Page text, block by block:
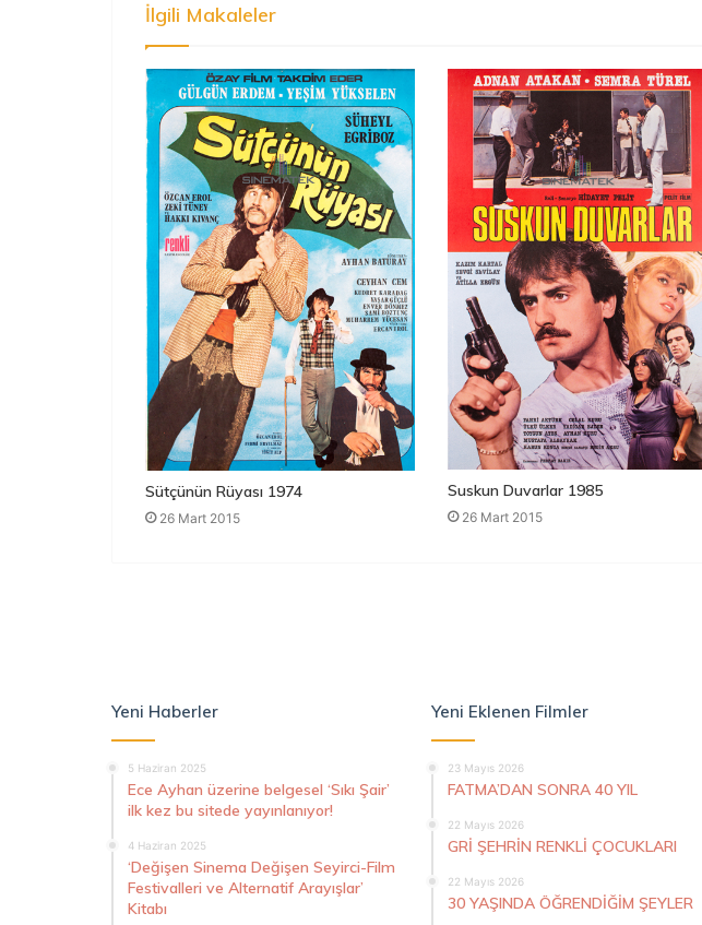
İlgili Makaleler
Sütçünün Rüyası 1974
26 Mart 2015
Suskun Duvarlar 1985
26 Mart 2015
Yeni Haberler
5 Haziran 2025
Ece Ayhan üzerine belgesel ‘Sıkı Şair’
ilk kez bu sitede yayınlanıyor!
4 Haziran 2025
‘Değişen Sinema Değişen Seyirci-Film
Festivalleri ve Alternatif Arayışlar’
Kitabı
Yeni Eklenen Filmler
23 Mayıs 2026
FATMA’DAN SONRA 40 YIL
22 Mayıs 2026
GRİ ŞEHRİN RENKLİ ÇOCUKLARI
22 Mayıs 2026
30 YAŞINDA ÖĞRENDİĞİM ŞEYLER